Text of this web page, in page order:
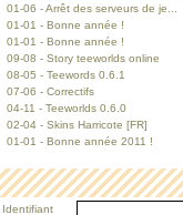
01-06 - Arrêt des serveurs de je...
01-01 - Bonne année !
01-01 - Bonne année !
09-08 - Story teeworlds online
08-05 - Teewords 0.6.1
07-06 - Correctifs
04-11 - Teeworlds 0.6.0
02-04 - Skins Harricote [FR]
01-01 - Bonne année 2011 !
Identifiant